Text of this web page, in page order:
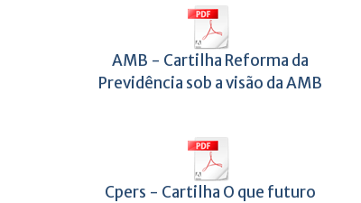
AMB - Cartilha Reforma da
Previdência sob a visão da AMB
Cpers - Cartilha O que futuro